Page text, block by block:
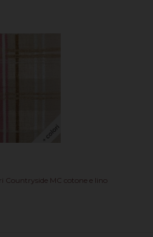
Countryside MC cotone e lino